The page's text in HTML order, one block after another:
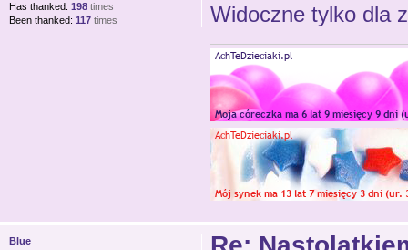
Widoczne tylko dla
Has thanked: 198 times
Been thanked: 117 times
Blue